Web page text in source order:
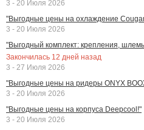
3 - 20 Июля 2026
"Выгодные цены на охлаждение
3 - 20 Июля 2026
"Выгодный комплект: крепления,
Закончилась 12 дней назад
3 - 27 Июля 2026
"Выгодные цены на ридеры ONYX
3 - 20 Июля 2026
"Выгодные цены на корпуса Deepcool!"
3 - 20 Июля 2026